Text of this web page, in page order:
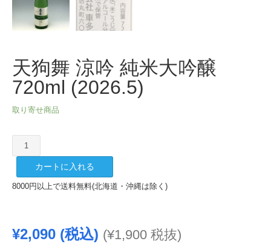
天狗舞 涼吟 純米大吟醸
720ml (2026.5)
取り寄せ商品
狗
涼
大
カートに入れる
8000円以上で送料無料(北海道・沖縄は除く)
¥2,090 (税込) (¥1,900 税抜)